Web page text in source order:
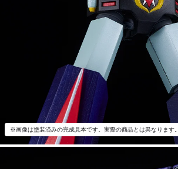
※画像は塗装済みの完成見本です。実際の商品とは異なります。